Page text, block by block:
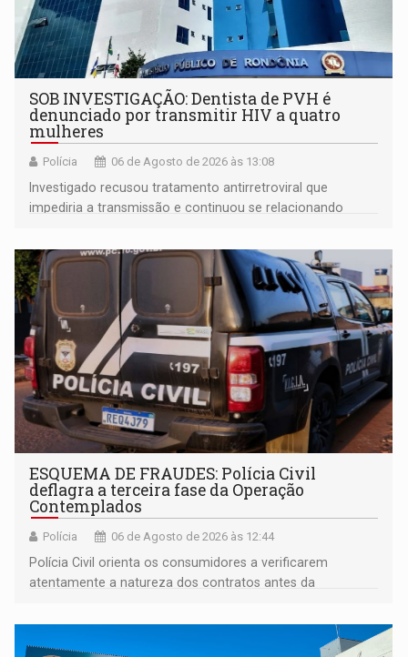
SOB INVESTIGAÇÃO: Dentista de PVH é
denunciado por transmitir HIV a quatro
mulheres
Polícia 06 de Agosto de 2026 às 13:08
Investigado recusou tratamento antirretroviral que
impediria a transmissão e continuou se relacionando
ESQUEMA DE FRAUDES: Polícia Civil
deflagra a terceira fase da Operação
Contemplados
Polícia 06 de Agosto de 2026 às 12:44
Polícia Civil orienta os consumidores a verificarem
atentamente a natureza dos contratos antes da